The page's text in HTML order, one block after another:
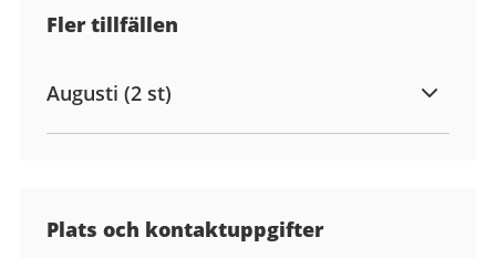
Fler tillfällen
Augusti (2 st)
Plats och kontaktuppgifter